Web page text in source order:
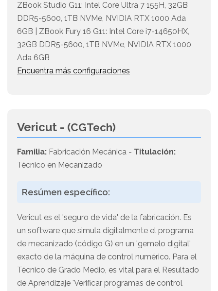
ZBook Studio G11: Intel Core Ultra 7 155H, 32GB
DDR5-5600, 1TB NVMe, NVIDIA RTX 1000 Ada
6GB | ZBook Fury 16 G11: Intel Core i7-14650HX,
32GB DDR5-5600, 1TB NVMe, NVIDIA RTX 1000
Ada 6GB
Encuentra más configuraciones
Vericut - (CGTech)
Familia: Fabricación Mecánica - Titulación:
Técnico en Mecanizado
Resúmen específico:
Vericut es el 'seguro de vida' de la fabricación. Es
un software que simula digitalmente el programa
de mecanizado (código G) en un 'gemelo digital'
exacto de la máquina de control numérico. Para el
Técnico de Grado Medio, es vital para el Resultado
de Aprendizaje 'Verificar programas de control